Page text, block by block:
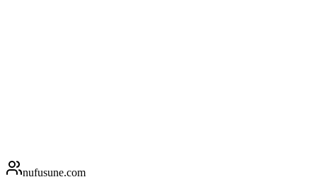
nufusune.com